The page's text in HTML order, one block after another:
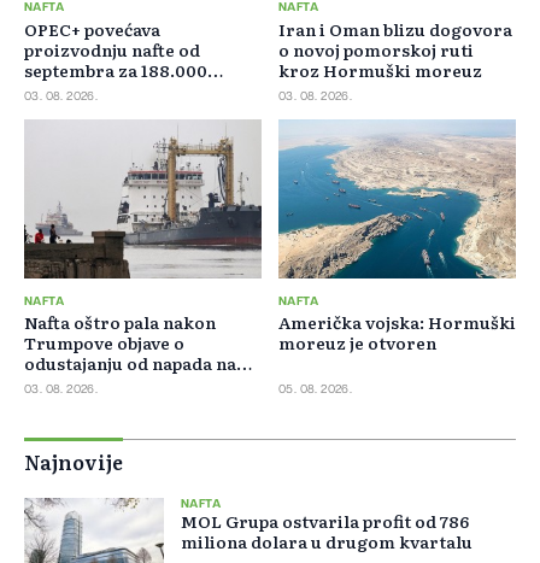
NAFTA
OPEC+ povećava
proizvodnju nafte od
septembra za 188.000
barela dnevno
03. 08. 2026.
NAFTA
Iran i Oman blizu dogovora
o novoj pomorskoj ruti
kroz Hormuški moreuz
03. 08. 2026.
NAFTA
Nafta oštro pala nakon
Trumpove objave o
odustajanju od napada na
Iran
03. 08. 2026.
NAFTA
Američka vojska: Hormuški
moreuz je otvoren
05. 08. 2026.
Najnovije
NAFTA
MOL Grupa ostvarila profit od 786
miliona dolara u drugom kvartalu